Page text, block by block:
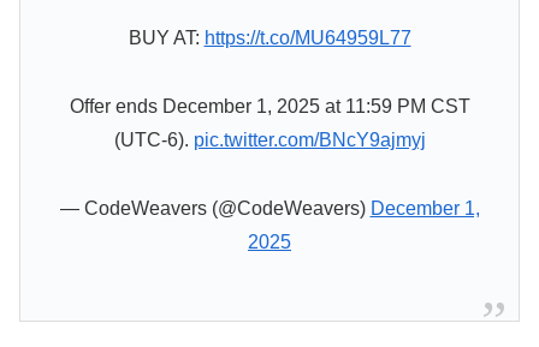
BUY AT: https://t.co/MU64959L77
Offer ends December 1, 2025 at 11:59 PM CST
(UTC-6). pic.twitter.com/BNcY9ajmyj
— CodeWeavers (@CodeWeavers) December 1,
2025